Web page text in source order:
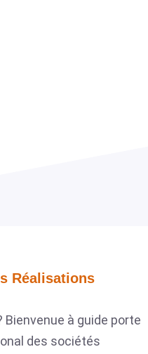
Réalisations​
Bienvenue à guide porte
des sociétés